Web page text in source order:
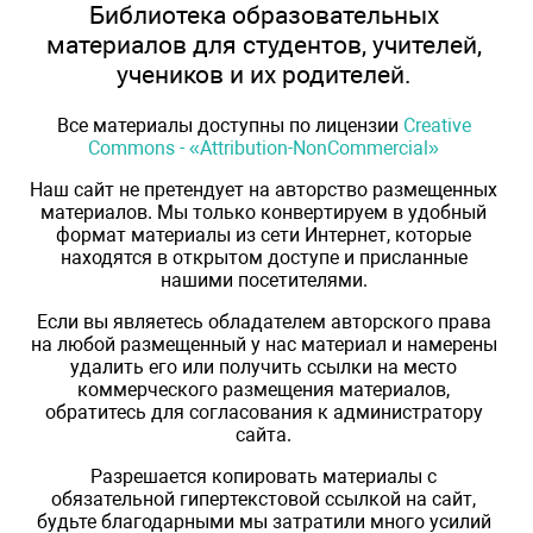
Библиотека образовательных
материалов для студентов, учителей,
учеников и их родителей.
Все материалы доступны по лицензии Creative
Commons - «Attribution-NonCommercial»
Наш сайт не претендует на авторство размещенных
материалов. Мы только конвертируем в удобный
формат материалы из сети Интернет, которые
находятся в открытом доступе и присланные
нашими посетителями.
Если вы являетесь обладателем авторского права
на любой размещенный у нас материал и намерены
удалить его или получить ссылки на место
коммерческого размещения материалов,
обратитесь для согласования к администратору
сайта.
Разрешается копировать материалы с
обязательной гипертекстовой ссылкой на сайт,
будьте благодарными мы затратили много усилий